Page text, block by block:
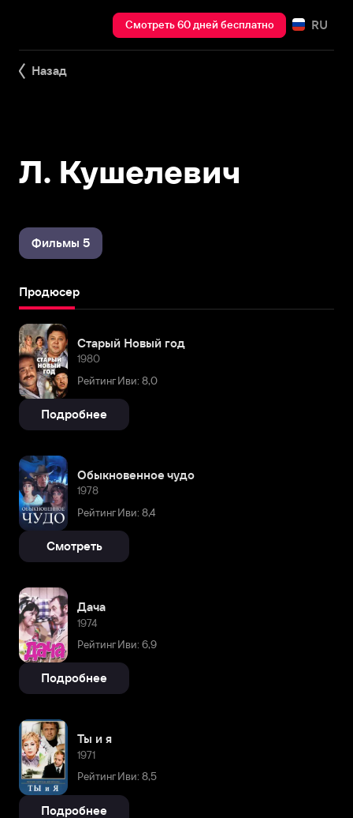
Смотреть 60 дней бесплатно RU
Назад
Л. Кушелевич
Фильмы 5
Продюсер
Старый Новый год
1980
Рейтинг Иви: 8,0
Подробнее
Обыкновенное чудо
1978
Рейтинг Иви: 8,4
Смотреть
Дача
1974
Рейтинг Иви: 6,9
Подробнее
Ты и я
1971
Рейтинг Иви: 8,5
Подробнее